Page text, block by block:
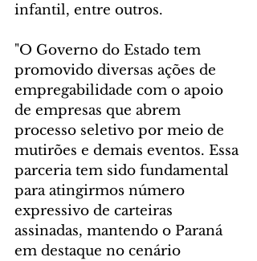
infantil, entre outros.
"O Governo do Estado tem
promovido diversas ações de
empregabilidade com o apoio
de empresas que abrem
processo seletivo por meio de
mutirões e demais eventos. Essa
parceria tem sido fundamental
para atingirmos número
expressivo de carteiras
assinadas, mantendo o Paraná
em destaque no cenário